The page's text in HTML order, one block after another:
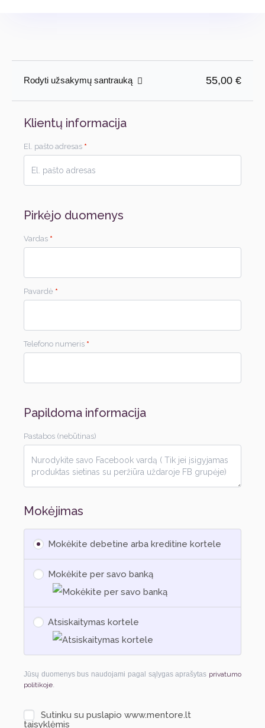
Rodyti užsakymų santrauką 55,00 €
Klientų informacija
El. pašto adresas *
Pirkėjo duomenys
Vardas *
Pavardė *
Telefono numeris *
Papildoma informacija
Pastabos (nebūtinas)
Mokėjimas
Mokėkite debetine arba kreditine kortele
Mokėkite per savo banką
Atsiskaitymas kortele
Jūsų duomenys bus naudojami pagal sąlygas aprašytas privatumo
politikoje
Sutinku su puslapio www.mentore.lt
taisyklėmis